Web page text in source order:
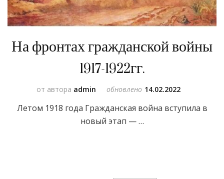
На фронтах гражданской войны
1917-1922гг.
от автора admin обновлено 14.02.2022
Летом 1918 года Гражданская война вступила в
новый этап — …